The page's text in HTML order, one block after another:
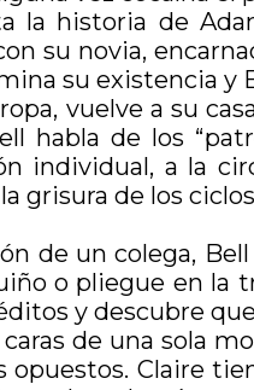
la historia de
su novia,
su existencia y
vuelve a su
habla de los
individual, a la
grisura de los
de un colega,
o pliegue en
y descubre
de una sola
opuestos. Claire